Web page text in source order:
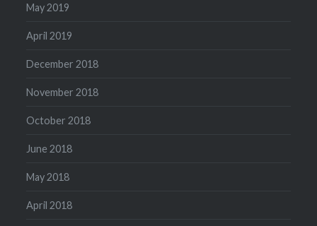
May 2019
April 2019
December 2018
November 2018
October 2018
June 2018
May 2018
April 2018